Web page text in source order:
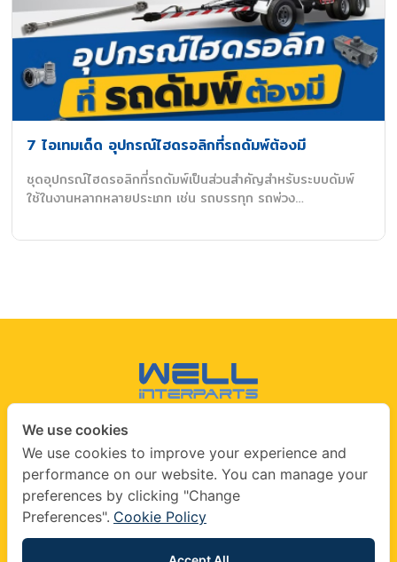
7 ไอเทมเด็ด อุปกรณ์ไฮดรอลิกที่รถดัมพ์ต้องมี
ชุดอุปกรณ์ไฮดรอลิกที่รถดัมพ์เป็นส่วนสำคัญสำหรับระบบดัมพ์
ใช้ในงานหลากหลายประเภท เช่น รถบรรทุก รถพ่วง…
info@wellinterparts.com
+(66) 02360 8841|+(66) 02360 8841- 2
wellinterparts
wellinterparts
We use cookies
We use cookies to improve your experience and
performance on our website. You can manage your
preferences by clicking "Change
Preferences". Cookie Policy